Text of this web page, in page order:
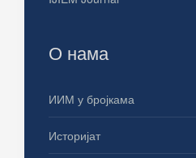
О нама
ИИМ у бројкама
Историјат